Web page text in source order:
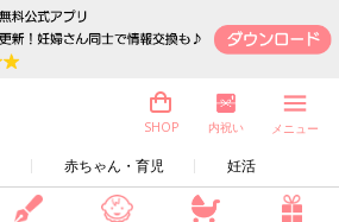
赤ちゃん・育児 妊活
SHOP 内祝い メニュー